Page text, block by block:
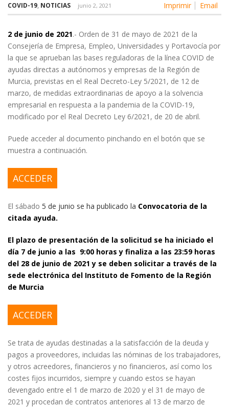
Imprimir Email
COVID-19, NOTICIAS junio 2, 2021
2 de junio de 2021.- Orden de 31 de mayo de 2021 de la
Consejería de Empresa, Empleo, Universidades y Portavocía por
la que se aprueban las bases reguladoras de la línea COVID de
ayudas directas a autónomos y empresas de la Región de
Murcia, previstas en el Real Decreto-Ley 5/2021, de 12 de
marzo, de medidas extraordinarias de apoyo a la solvencia
empresarial en respuesta a la pandemia de la COVID-19,
modificado por el Real Decreto Ley 6/2021, de 20 de abril.
Puede acceder al documento pinchando en el botón que se
muestra a continuación.
ACCEDER
El sábado 5 de junio se ha publicado la Convocatoria de la
citada ayuda.
El plazo de presentación de la solicitud se ha iniciado el
día 7 de junio a las 9:00 horas y finaliza a las 23:59 horas
del 28 de junio de 2021 y se deben solicitar a través de la
sede electrónica del Instituto de Fomento de la Región
de Murcia
ACCEDER
Se trata de ayudas destinadas a la satisfacción de la deuda y
pagos a proveedores, incluidas las nóminas de los trabajadores,
y otros acreedores, financieros y no financieros, así como los
costes fijos incurridos, siempre y cuando estos se hayan
devengado entre el 1 de marzo de 2020 y el 31 de mayo de
2021 y procedan de contratos anteriores al 13 de marzo de